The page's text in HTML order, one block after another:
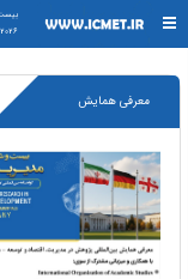
2026
معرفی همایش